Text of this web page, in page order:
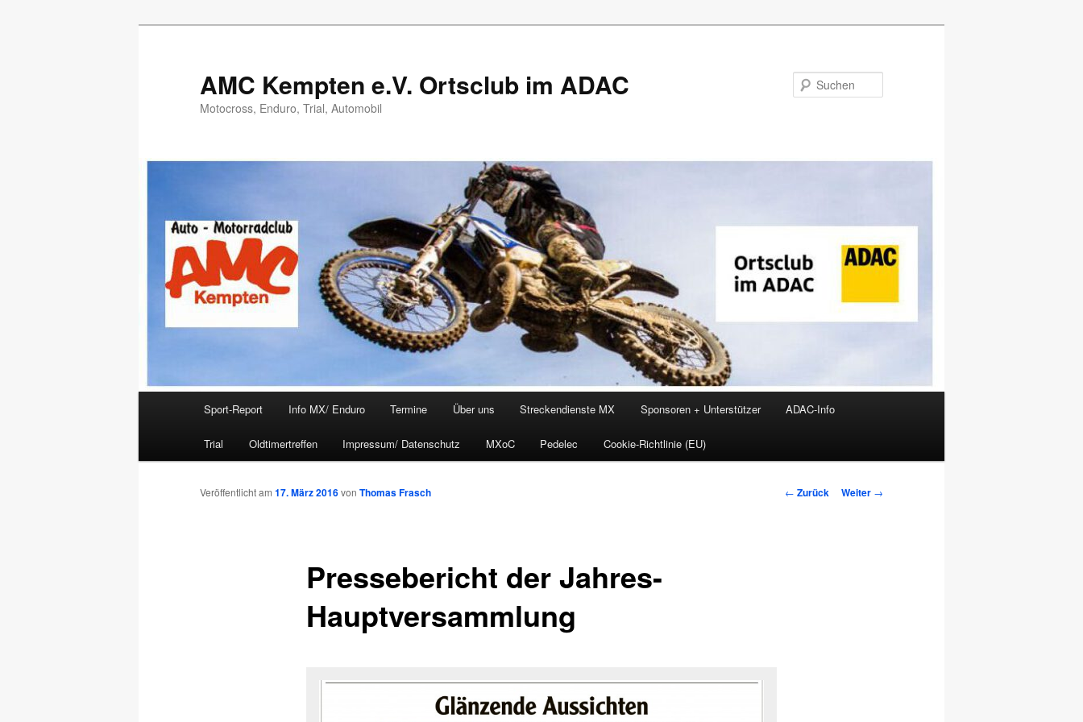
AMC Kempten e.V. Ortsclub im ADAC
Motocross, Enduro, Trial, Automobil
Sport-Report Info MX/ Enduro Termine Über uns Streckendienste MX Sponsoren + Unterstützer ADAC-Info
Trial Oldtimertreffen Impressum/ Datenschutz MXoC Pedelec Cookie-Richtlinie (EU)
Beitrags-
← Zurück Weiter →
Pressebericht der Jahres-
Hauptversammlung
Veröffentlicht am 17. März 2016von Thomas Frasch